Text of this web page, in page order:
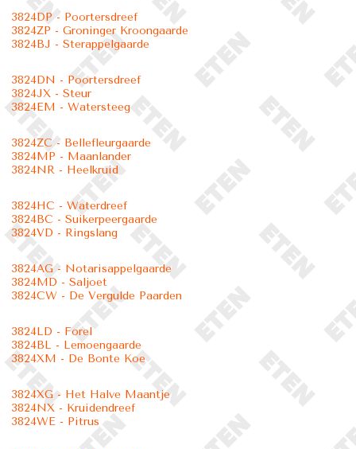
3824DP - Poortersdreef
3824ZP - Groninger Kroongaarde
3824BJ - Sterappelgaarde
3824DN - Poortersdreef
3824JX - Steur
3824EM - Watersteeg
3824ZC - Bellefleurgaarde
3824MP - Maanlander
3824NR - Heelkruid
3824HC - Waterdreef
3824BC - Suikerpeergaarde
3824VD - Ringslang
3824AG - Notarisappelgaarde
3824MD - Saljoet
3824CW - De Vergulde Paarden
3824LD - Forel
3824BL - Lemoengaarde
3824XM - De Bonte Koe
3824XG - Het Halve Maantje
3824NX - Kruidendreef
3824WE - Pitrus